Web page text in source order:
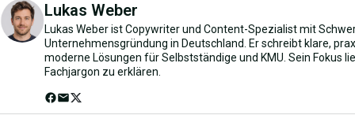
Lukas Weber
Lukas Weber ist Copywriter und Content-Spezialist mit
Unternehmensgründung in Deutschland. Er schreibt klare,
moderne Lösungen für Selbstständige und KMU. Sein Fokus
Fachjargon zu erklären.